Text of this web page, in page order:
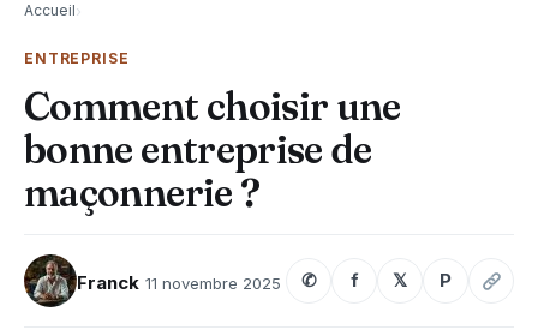
Accueil›
ENTREPRISE
Comment choisir une
bonne entreprise de
maçonnerie ?
Franck 11 novembre 2025 ✆ f 𝕏 P